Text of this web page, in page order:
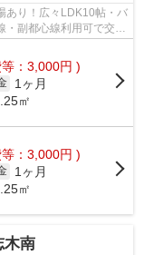
あり！広々LDK10帖・バ
副都心線利用可で交通
：3,000円 )
1ヶ月
㎡
：3,000円 )
1ヶ月
㎡
木南